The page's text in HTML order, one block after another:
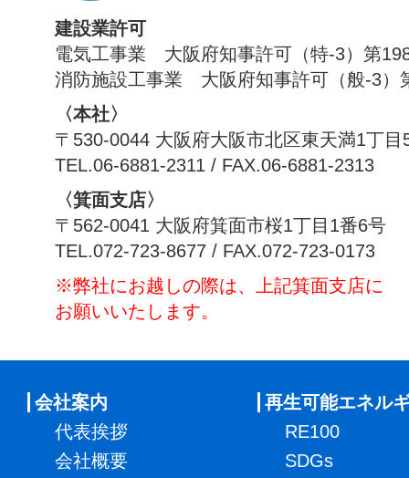
建設業許可
電気工事業 大阪府知事許可（特-3）第
消防施設工事業 大阪府知事許可（般-3）
〈本社〉
〒530-0044 大阪府大阪市北区東天満1丁目
TEL.06-6881-2311 / FAX.06-6881-2313
〈箕面支店〉
〒562-0041 大阪府箕面市桜1丁目1番6号
TEL.072-723-8677 / FAX.072-723-0173
※弊社にお越しの際は、上記箕面支店に
お願いいたします。
会社案内
代表挨拶
会社概要
再生可能エネル
RE100
SDGs